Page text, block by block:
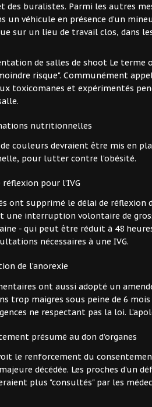
des buralistes. Parmi les autres
un véhicule en présence d’un
sur un lieu de travail clos, dans
de salles de shoot Le
risque". Communément
toxicomanes et expérimentés
nutritionnelles
de couleurs devraient être mis en
pour lutter contre l’obésité.
réflexion pour l’IVG
ont supprimé le délai de réflexion
une interruption volontaire de
- qui peut être réduit à 48
nécessaires à une IVG.
de l’anorexie
ont aussi adopté un
trop maigres sous peine de 6 mois
ne respectant pas la loi.
présumé au don d’organes
le renforcement du
décédée. Les proches d’un
plus "consultés" par les